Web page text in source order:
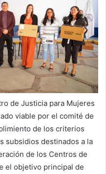
de Justicia para Mujeres
viable por el comité de
de los criterios
subsidios destinados a la
de los Centros de
el objetivo principal de